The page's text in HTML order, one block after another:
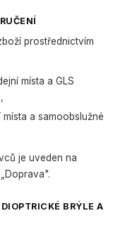
prostřednictvím
místa a GLS
a samoobslužné
je uveden na
BRÝLE A